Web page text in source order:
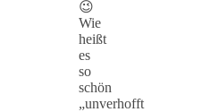
😉
Wie
heißt
es
so
schön
„unverhofft